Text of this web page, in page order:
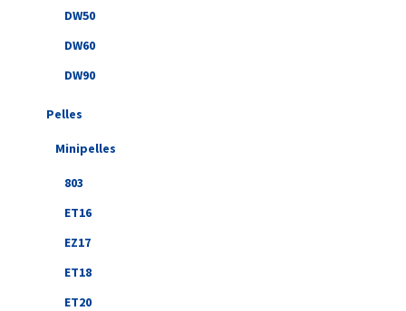
DW50
DW60
DW90
Pelles
Minipelles
803
ET16
EZ17
ET18
ET20